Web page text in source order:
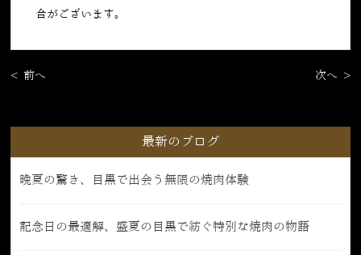
合がございます。
< 前へ 次へ >
最新のブログ
晩夏の驚き、目黒で出会う無限の焼肉体験
記念日の最適解、盛夏の目黒で紡ぐ特別な焼肉の物語